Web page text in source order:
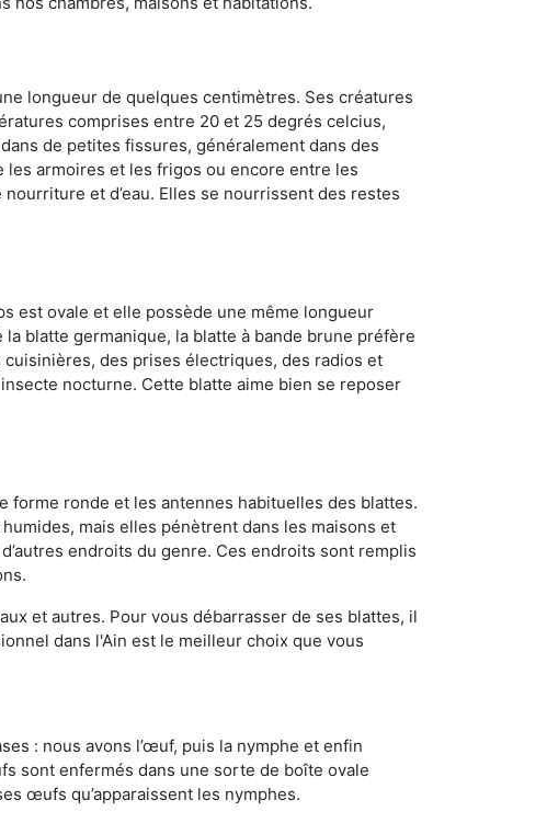
longueur de quelques centimètres. Ses créatures
comprises entre 20 et 25 degrés celcius,
de petites fissures, généralement dans des
armoires et les frigos ou encore entre les
et d’eau. Elles se nourrissent des restes
est ovale et elle possède une même longueur
blatte germanique, la blatte à bande brune préfère
des prises électriques, des radios et
nocturne. Cette blatte aime bien se reposer
forme ronde et les antennes habituelles des blattes.
mais elles pénètrent dans les maisons et
endroits du genre. Ces endroits sont remplis
et autres. Pour vous débarrasser de ses blattes, il
dans l'Ain est le meilleur choix que vous
: nous avons l’œuf, puis la nymphe et enfin
sont enfermés dans une sorte de boîte ovale
œufs qu’apparaissent les nymphes.